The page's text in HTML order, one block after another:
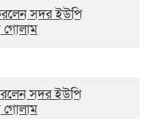
সদর ইউপি
গোলাম
সদর ইউপি
গোলাম